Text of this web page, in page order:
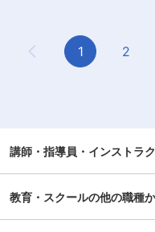
制度により、不安をその場
取り組むことができます。 ■キャリアパス： 将
来的には主任や教室長、エ
自転車・自転車通勤可・無料駐車
す。社内に社員向け無料託
りで働きやすい環境です。
いメンバーも多く在籍して
研修制度：充実した研修制
立ちした後も、相互フォロ
心して長く続けることができます。
トラクターの本質は運転が上
Previous Page
1 2
講師・指導員・インストラ
教育・スクールの他の職種